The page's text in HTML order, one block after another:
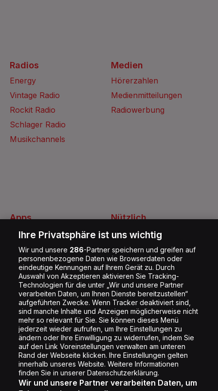
Folge uns
Radios
Energy
Vintage Radio
Rockit Radio
Schlager Radio
Musikchannels
Nützlich
Kontakt
Jobs
Shop
Impressum
Rechtliches
Datenschutz
Cookie Liste
Cookie Einstellung
Apps
Energy Radio App
Medien
Hörerzahlen
Medienmitteilungen
Radiowerbung
Ihre Privatsphäre ist uns wichtig
Wir und unsere 286-Partner speichern und greifen auf
personenbezogene Daten wie Browserdaten oder
eindeutige Kennungen auf Ihrem Gerät zu. Durch
Auswahl von Akzeptieren aktivieren Sie Tracking-
Technologien für die unter „Wir und unsere Partner
verarbeiten Daten, um Ihnen Dienste bereitzustellen“
aufgeführten Zwecke. Wenn Tracker deaktiviert sind,
sind manche Inhalte und Anzeigen möglicherweise nicht
mehr so relevant für Sie. Sie können dieses Menü
jederzeit wieder aufrufen, um Ihre Einstellungen zu
ändern oder Ihre Einwilligung zu widerrufen, indem Sie
auf den Link Voreinstellungen verwalten am unteren
Rand der Webseite klicken. Ihre Einstellungen gelten
innerhalb unseres Website. Weitere Informationen
finden Sie in unserer Datenschutzerklärung.
Wir und unsere Partner verarbeiten Daten, um